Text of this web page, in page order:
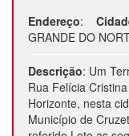
Endereço:
GRANDE DO
Descrição: Um
Rua Felícia
Horizonte, nesta
Município de